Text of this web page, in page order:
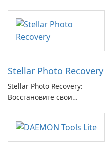
электронной почты
Stellar Photo Recovery
Stellar Photo Recovery:
Восстановите свои
с легкостью